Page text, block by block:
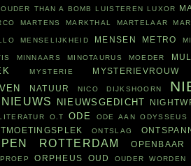
THAN A BOMB LUISTEREN LUXOR
MARTENS MARKTHAL MARTELAAR
MENSELIJKHEID MENSEN METRO
MINNAARS MINOTAURUS MOEDER
MYSTERIE MYSTERIEVROUW
NATUUR NICO DIJKSHOORN
NIEUWS NIEUWSGEDICHT
O.T ODE ODE AAN ODYSSEUS
ONTSLAG
ROTTERDAM
ORPHEUS OUD OUDER WORDEN